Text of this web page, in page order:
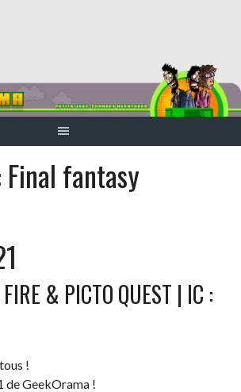
Final fantasy
& PICTO QUEST | IC :
!
de GeekOrama !